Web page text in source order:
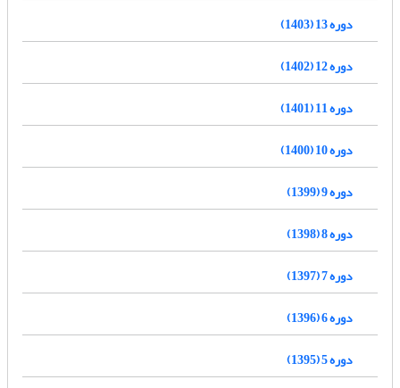
دوره 13 (1403)
دوره 12 (1402)
دوره 11 (1401)
دوره 10 (1400)
دوره 9 (1399)
دوره 8 (1398)
دوره 7 (1397)
دوره 6 (1396)
دوره 5 (1395)